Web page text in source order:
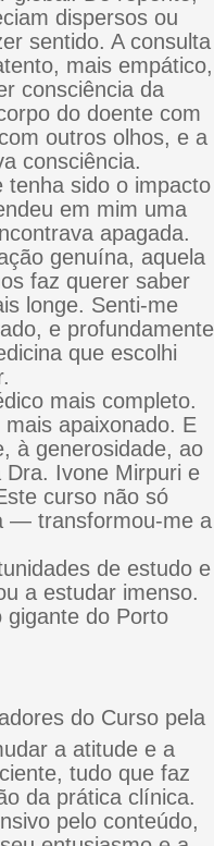
dispersos ou
sentido. A consulta
mais empático,
consciência da
do doente com
outros olhos, e a
consciência.
tenha sido o impacto
em mim uma
apagada.
genuína, aquela
faz querer saber
longe. Senti-me
e profundamente
que escolhi
mais completo.
apaixonado. E
à generosidade, ao
Ivone Mirpuri e
curso não só
— transformou-me a
de estudo e
a estudar imenso.
gigante do Porto
do Curso pela
a atitude e a
tudo que faz
da prática clínica.
pelo conteúdo,